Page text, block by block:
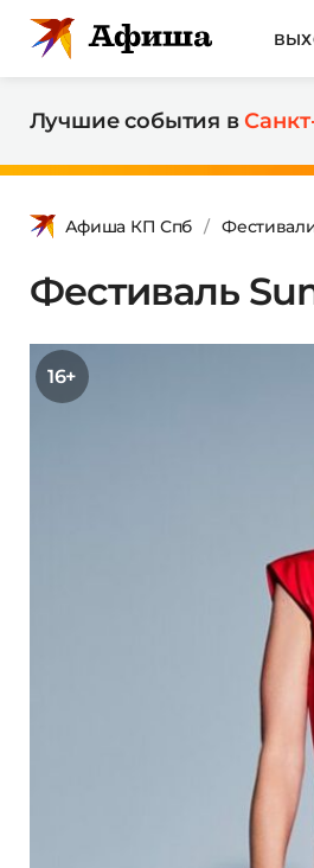
Лучшие события в
Афиша КП Спб
Фестиваль
16+